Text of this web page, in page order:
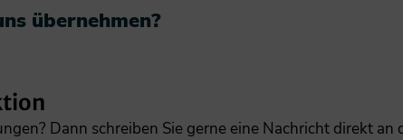
übernehmen?​
Dann schreiben Sie gerne eine Nachricht direkt an